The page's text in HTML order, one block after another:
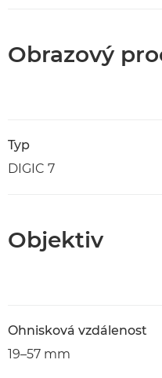
Obrazový
Typ
DIGIC 7
Objektiv
Ohnisková vzdálenost
19–57 mm